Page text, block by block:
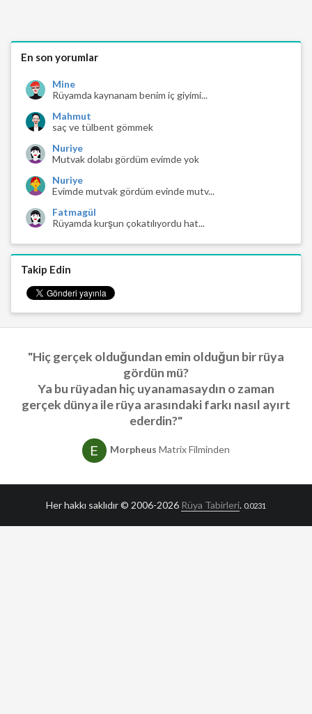
En son yorumlar
Mine
Rüyamda kaynanam benim iç giyimi...
Mahmut
saç ve tülbent gömmek
Nuriye
Mutvak dolabı gördüm evimde yok
Nuriye
Evimde mutvak gördüm evinde mutv...
Fatmagül
Rüyamda kurşun çokatılıyordu hat...
Takip Edin
"Hiç gerçek olduğundan emin olduğun bir rüya
gördün mü?
Ya bu rüyadan hiç uyanamasaydın o zaman
gerçek dünya ile rüya arasındaki farkı nasıl ayırt
ederdin?"
Morpheus Matrix Filminden
Her hakkı saklıdır © 2006-2026 Rüya Tabirleri. 0.0231